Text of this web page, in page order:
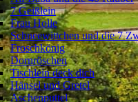
7 Geißlein
Frau Holle
Schneewittchen und die 7
Froschkönig
Dornröschen
Tischlein deck dich
Hänsel und Gretel
Aschenputtel